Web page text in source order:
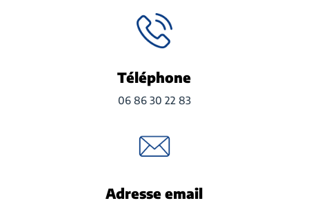
Téléphone
06 86 30 22 83
Adresse email